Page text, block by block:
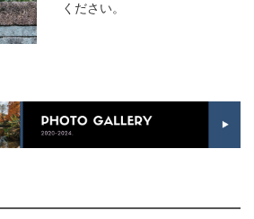
ください。